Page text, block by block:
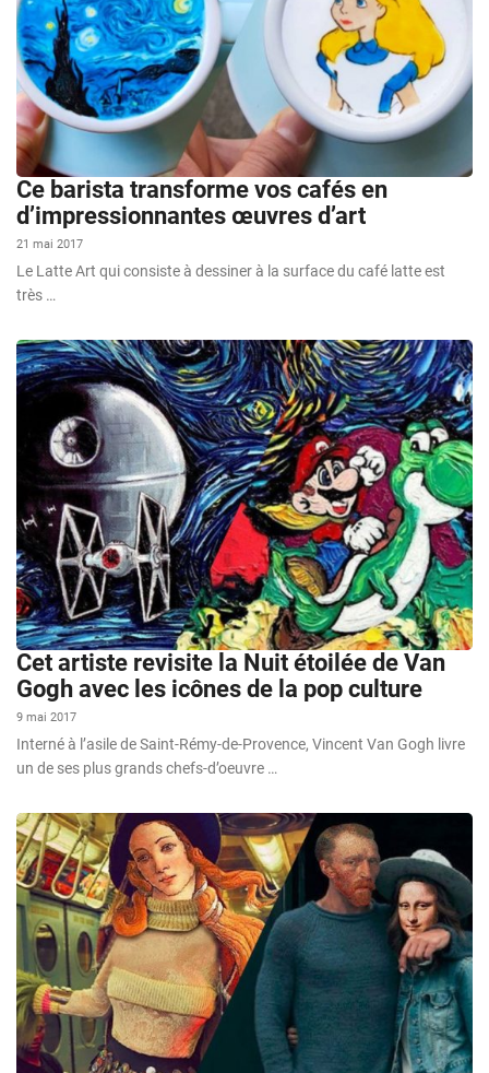
Ce barista transforme vos cafés en
d’impressionnantes œuvres d’art
21 mai 2017
Le Latte Art qui consiste à dessiner à la surface du café latte est
très …
Cet artiste revisite la Nuit étoilée de Van
Gogh avec les icônes de la pop culture
9 mai 2017
Interné à l’asile de Saint-Rémy-de-Provence, Vincent Van Gogh livre
un de ses plus grands chefs-d’oeuvre …